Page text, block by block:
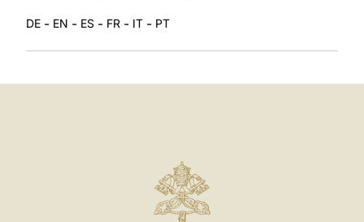
DE - EN - ES - FR - IT - PT